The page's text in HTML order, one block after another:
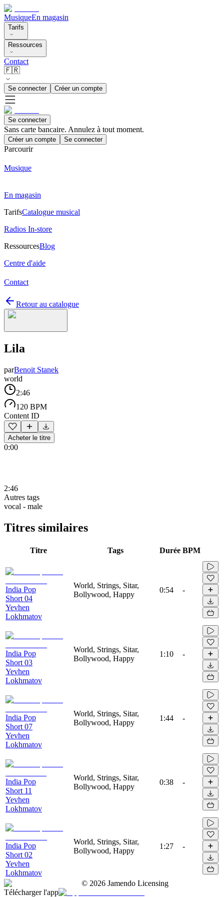
MusiqueEn magasin
Tarifs
Ressources
Contact
🇫🇷
Se connecter Créer un compte
Se connecter
Sans carte bancaire. Annulez à tout moment.
Créer un compte Se connecter
Parcourir
Musique
En magasin
TarifsCatalogue musical
Radios In-store
RessourcesBlog
Centre d'aide
Contact
Retour au catalogue
Lila
parBenoit Stanek
world
2:46
120 BPM
Content ID
Acheter le titre
0:00
2:46
Autres tags
vocal - male
Titres similaires
Titre Tags Durée BPM
India Pop
Short 04
Yevhen
Lokhmatov
World, Strings, Sitar,
Bollywood, Happy
0:54 -
India Pop
Short 03
Yevhen
Lokhmatov
World, Strings, Sitar,
Bollywood, Happy
1:10 -
India Pop
Short 07
Yevhen
Lokhmatov
World, Strings, Sitar,
Bollywood, Happy
1:44 -
India Pop
Short 11
Yevhen
Lokhmatov
World, Strings, Sitar,
Bollywood, Happy
0:38 -
India Pop
Short 02
Yevhen
Lokhmatov
World, Strings, Sitar,
Bollywood, Happy
1:27 -
© 2026 Jamendo Licensing
Télécharger l'app